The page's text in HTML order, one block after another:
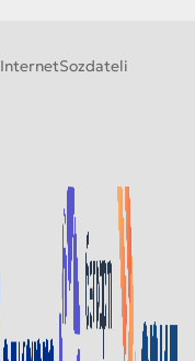
InternetSozdateli